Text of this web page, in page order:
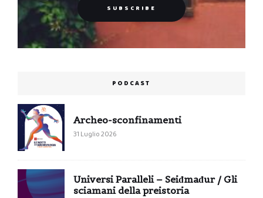
PODCAST
Archeo-sconfinamenti
31 Luglio 2026
Universi Paralleli – Seiđmađur / Gli
sciamani della preistoria